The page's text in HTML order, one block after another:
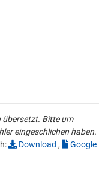
übersetzt. Bitte um
eingeschlichen haben.
Download ,
Google